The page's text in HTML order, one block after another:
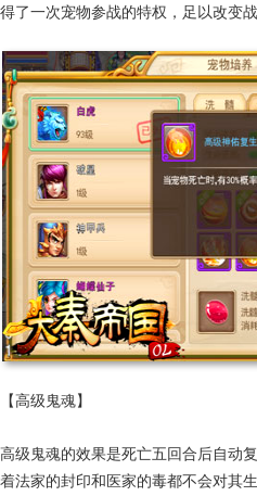
得了一次宠物参战的特权，足以改变战
【高级鬼魂】
高级鬼魂的效果是死亡五回合后自
着法家的封印和医家的毒都不会对其